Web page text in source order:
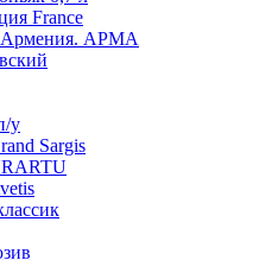
France
Армения. АРМА
у
Sargis